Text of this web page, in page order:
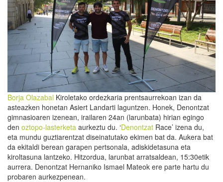
Borja Olazabal Kiroletako ordezkaria prentsaurrekoan izan da
asteazken honetan Asiert Landarti laguntzen. Honek, Denontzat
gimnasioaren izenean, irailaren 24an (larunbata) hirian egingo
den oztopo-lasterketa aurkeztu du. ‘Denontzat Race’ izena du,
eta mundu guztiarentzat diseinatutako ekimen bat da. Aukera bat
da ekitaldi berean garapen pertsonala, adiskidetasuna eta
kiroltasuna lantzeko. Hitzordua, larunbat arratsaldean, 15:30etik
aurrera. Denontzat Hernaniko Ismael Mateok ere parte hartu du
probaren aurkezpenean.